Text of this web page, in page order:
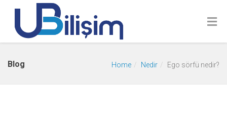
Blog Home Nedir Ego sörfü nedir?